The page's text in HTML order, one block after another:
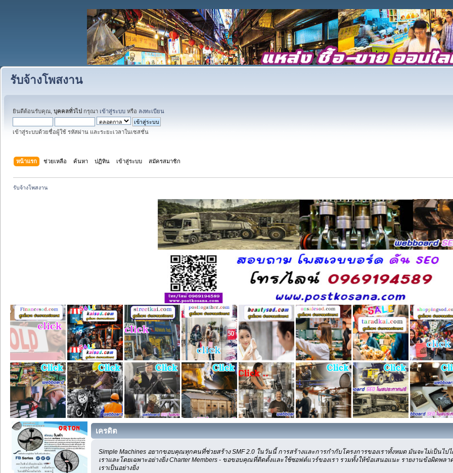
รับจ้างโพสงาน
ยินดีต้อนรับคุณ, บุคคลทั่วไป กรุณา เข้าสู่ระบบ หรือ ลงทะเบียน
เข้าสู่ระบบด้วยชื่อผู้ใช้ รหัสผ่าน และระยะเวลาในเซสชั่น
หน้าแรก ช่วยเหลือ ค้นหา ปฏิทิน เข้าสู่ระบบ สมัครสมาชิก
รับจ้างโพสงาน
เครดิต
Simple Machines อยากขอบคุณทุกคนที่ช่วยสร้าง SMF 2.0 ในวันนี้ การสร้างและการกำกับโครงการของเราทั้งหมด มันจะไม่เป็นไป
เราและโดยเฉพาะอย่างยิ่ง Charter Members - ขอขอบคุณที่ติดตั้งและใช้ซอฟต์แวร์ของเรา รวมทั้งให้ข้อเสนอแนะ รายงานข้อผิดพ
เราเป็นอย่างยิ่ง